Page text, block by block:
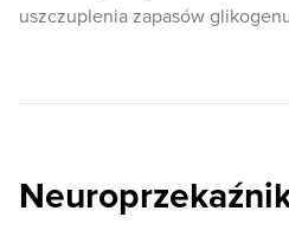
uszczuplenia zapasów